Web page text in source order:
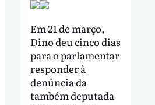
Em 21 de março,
Dino deu cinco dias
para o parlamentar
responder à
denúncia da
também deputada